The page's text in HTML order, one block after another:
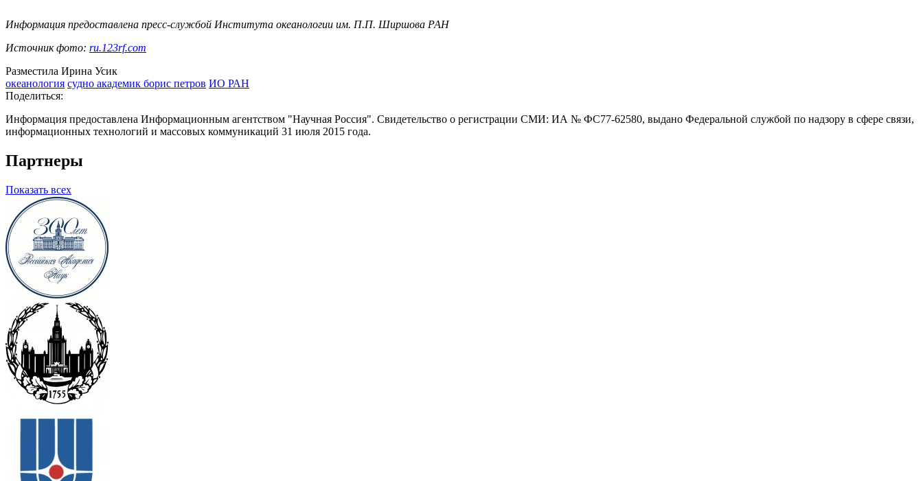
Информация предоставлена пресс-службой Института океанологии им. П.П. Ширшова РАН
Источник фото: ru.123rf.com
Разместила Ирина Усик
океанология судно академик борис петров ИО РАН
Поделиться:
Информация предоставлена Информационным агентством "Научная Россия". Свидетельство о регистрации СМИ: ИА № ФС77-62580, выдано Федеральной службой по надзору в сфере связи,
информационных технологий и массовых коммуникаций 31 июля 2015 года.
Партнеры
Показать всех